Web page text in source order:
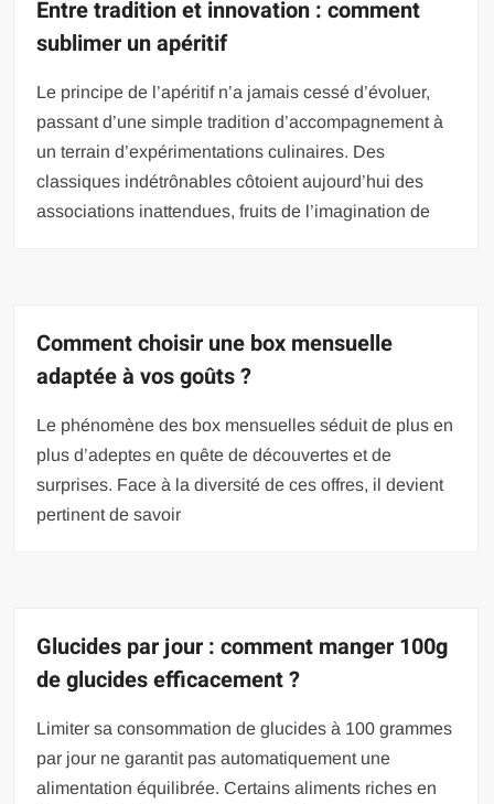
Entre tradition et innovation : comment
sublimer un apéritif
Le principe de l’apéritif n’a jamais cessé d’évoluer,
passant d’une simple tradition d’accompagnement à
un terrain d’expérimentations culinaires. Des
classiques indétrônables côtoient aujourd’hui des
associations inattendues, fruits de l’imagination de
Comment choisir une box mensuelle
adaptée à vos goûts ?
Le phénomène des box mensuelles séduit de plus en
plus d’adeptes en quête de découvertes et de
surprises. Face à la diversité de ces offres, il devient
pertinent de savoir
Glucides par jour : comment manger 100g
de glucides efficacement ?
Limiter sa consommation de glucides à 100 grammes
par jour ne garantit pas automatiquement une
alimentation équilibrée. Certains aliments riches en